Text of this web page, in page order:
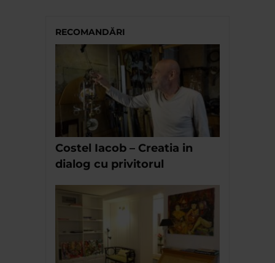
RECOMANDĂRI
Costel Iacob – Creatia in
dialog cu privitorul